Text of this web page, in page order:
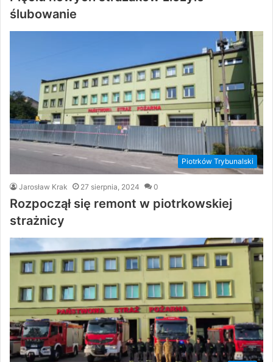
ślubowanie
Piotrków Trybunalski
Jarosław Krak 27 sierpnia, 2024 0
Rozpoczął się remont w piotrkowskiej
strażnicy